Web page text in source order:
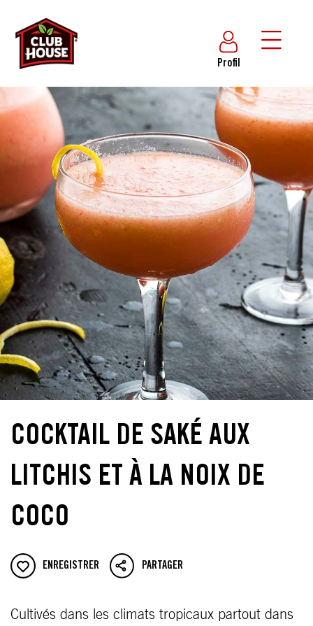
Profil
COCKTAIL DE SAKÉ AUX
LITCHIS ET À LA NOIX DE
COCO
ENREGISTRER PARTAGER
Cultivés dans les climats tropicaux partout dans